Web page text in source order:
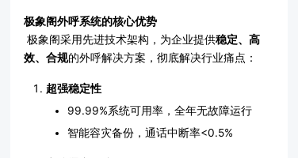
极象阁外呼系统的核心优势
极象阁采用先进技术架构，为企业提供稳定、高
效、合规的外呼解决方案，彻底解决行业痛点：
超强稳定性
99.99%系统可用率，全年无故障运行
智能容灾备份，通话中断率<0.5%